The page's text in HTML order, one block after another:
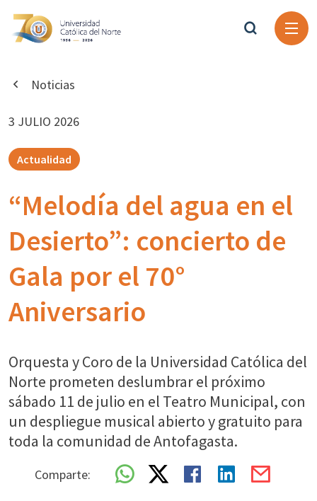
Noticias
3 JULIO 2026
Actualidad
“Melodía del agua en el
Desierto”: concierto de
Gala por el 70°
Aniversario
Orquesta y Coro de la Universidad Católica del
Norte prometen deslumbrar el próximo
sábado 11 de julio en el Teatro Municipal, con
un despliegue musical abierto y gratuito para
toda la comunidad de Antofagasta.
Comparte: